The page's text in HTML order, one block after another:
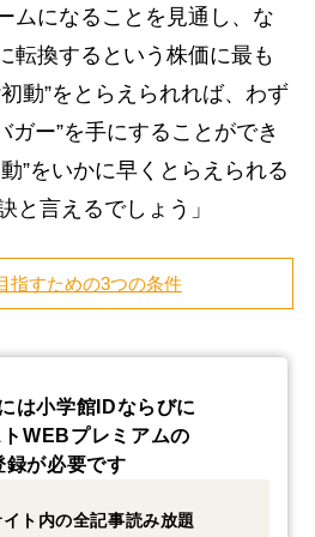
ムになることを見通し、な
転換するという株価に最も
動”をとらえられれば、わず
ガー”を手にすることができ
”をいかに早くとらえられる
と言えるでしょう」
指すための3つの条件
は小学館IDならびに
WEBプレミアムの
録が必要です
ト内の全記事読み放題